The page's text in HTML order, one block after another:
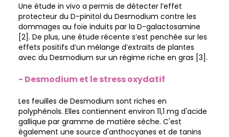
Une étude in vivo a permis de détecter l’effet
protecteur du D-pinitol du Desmodium contre les
dommages au foie induits par la D-galactosamine
[2]. De plus, une étude récente s’est penchée sur les
effets positifs d’un mélange d’extraits de plantes
avec du Desmodium sur un régime riche en gras [3].
- Desmodium et le stress oxydatif
Les feuilles de Desmodium sont riches en
polyphénols. Elles contiennent environ 11,1 mg d'acide
gallique par gramme de matière sèche. C'est
également une source d'anthocyanes et de tanins